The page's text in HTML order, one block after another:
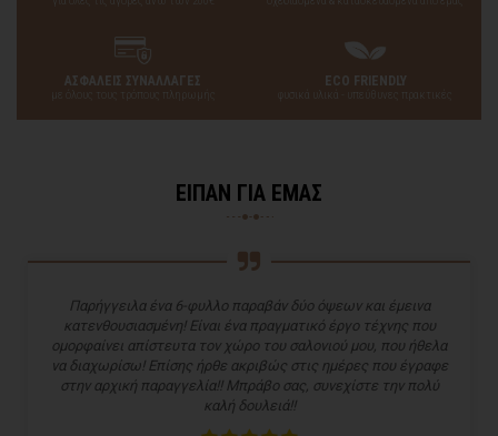
ΑΣΦΑΛΕΙΣ ΣΥΝΑΛΛΑΓΕΣ
με όλους τους τρόπους πληρωμής
ECO FRIENDLY
φυσικά υλικά - υπεύθυνες πρακτικές
ΕΙΠΑΝ ΓΙΑ ΕΜΑΣ
Παρήγγειλα ένα 6-φυλλο παραβάν δύο όψεων και έμεινα
κατενθουσιασμένη! Είναι ένα πραγματικό έργο τέχνης που
ομορφαίνει απίστευτα τον χώρο του σαλονιού μου, που ήθελα
να διαχωρίσω! Επίσης ήρθε ακριβώς στις ημέρες που έγραφε
στην αρχική παραγγελία!! Μπράβο σας, συνεχίστε την πολύ
καλή δουλειά!!